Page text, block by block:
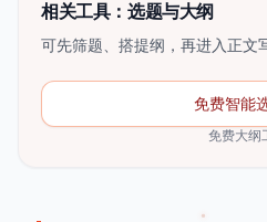
相关工具：选题与大纲
可先筛题、搭提纲，再进入正文
免费智能
免费大纲